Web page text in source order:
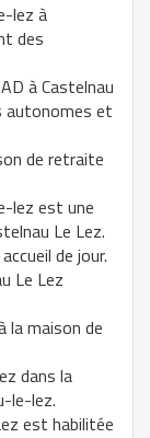
lez à
des
à Castelnau
autonomes et
de retraite
lez est une
Le Lez.
de jour.
Le Lez
la maison de
dans la
le-lez.
est habilitée